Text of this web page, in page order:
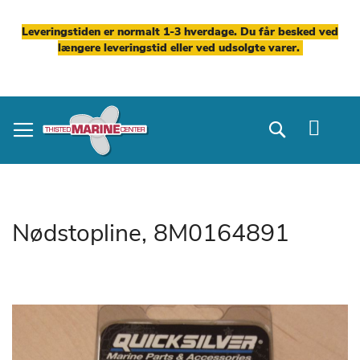
Leveringstiden er normalt 1-3 hverdage. Du får besked ved
længere leveringstid eller ved udsolgte varer.
to
Content
Search
Nødstopline, 8M0164891
slutningen